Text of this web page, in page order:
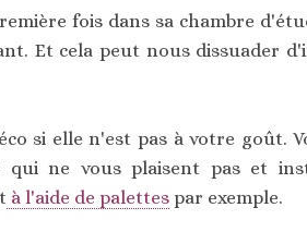
fois dans sa chambre
Et cela peut nous dissuader
si elle n'est pas à votre goût.
qui ne vous plaisent pas et
à l'aide de palettespar exemple.